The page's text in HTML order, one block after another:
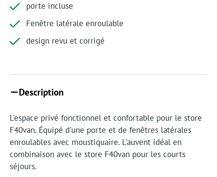
porte incluse
Fenêtre latérale enroulable
design revu et corrigé
Description
L'espace privé fonctionnel et confortable pour le store
F40van. Équipé d'une porte et de fenêtres latérales
enroulables avec moustiquaire. L'auvent idéal en
combinaison avec le store F40van pour les courts
séjours.